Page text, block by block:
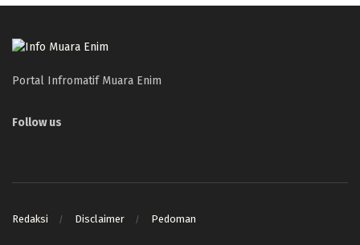
Portal Infromatif Muara Enim
Follow us
Redaksi Disclaimer Pedoman